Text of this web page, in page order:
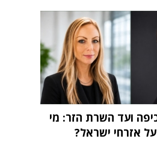
ועד השרת הזר: מי
אזרחי ישראל?